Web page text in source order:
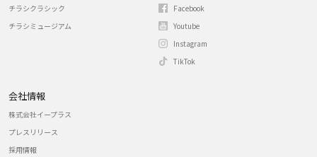
チラシクラシック
チラシミュージアム
Facebook
Youtube
Instagram
TikTok
会社情報
株式会社イープラス
プレスリリース
採用情報